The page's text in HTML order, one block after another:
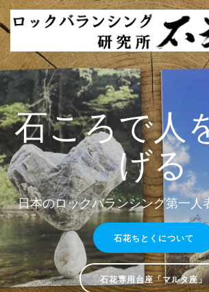
コ
ン
ツ
へ
ス
キ
ッ
プ
石ころで人
げる
日本のロックバランシング第一人
石花ちとくについて
石花専用台座「マルタ座」